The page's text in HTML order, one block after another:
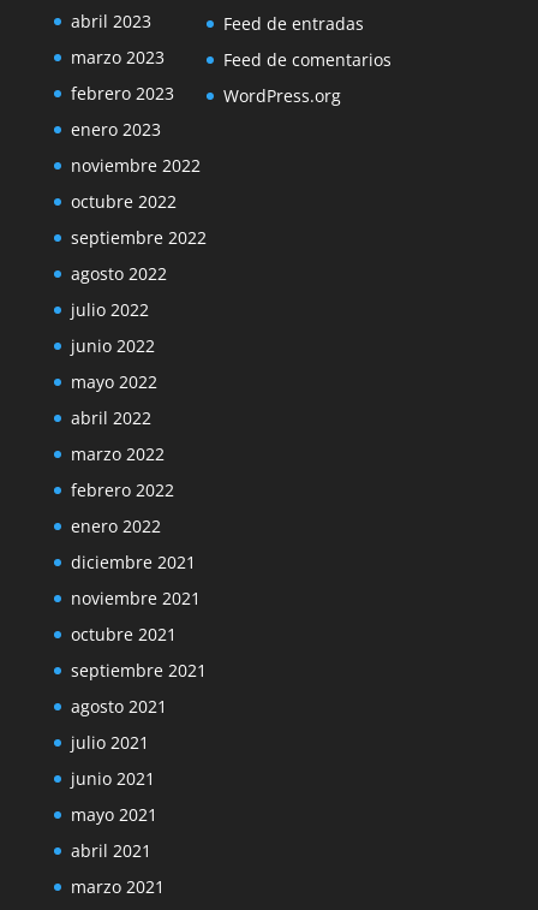
abril 2023
marzo 2023
febrero 2023
enero 2023
noviembre 2022
octubre 2022
septiembre 2022
agosto 2022
julio 2022
junio 2022
mayo 2022
abril 2022
marzo 2022
febrero 2022
enero 2022
diciembre 2021
noviembre 2021
octubre 2021
septiembre 2021
agosto 2021
julio 2021
junio 2021
mayo 2021
abril 2021
marzo 2021
Feed de entradas
Feed de comentarios
WordPress.org